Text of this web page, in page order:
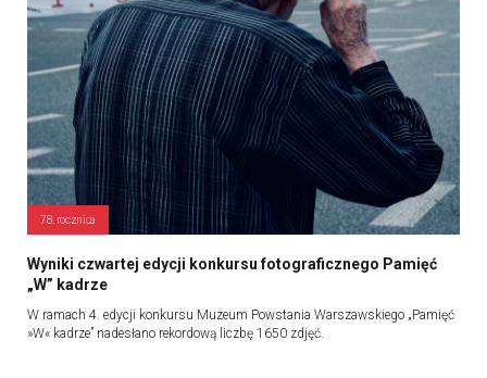
78. rocznica
Wyniki czwartej edycji konkursu fotograficznego Pamięć
„W” kadrze
W ramach 4. edycji konkursu Muzeum Powstania Warszawskiego „Pamięć
»W« kadrze” nadesłano rekordową liczbę 1650 zdjęć.